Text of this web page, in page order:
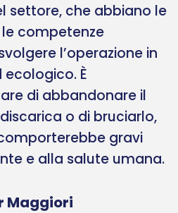
settore, che abbiano le
competenze
l’operazione in
È
di abbandonare il
o di bruciarlo,
gravi
e alla salute umana.
Maggiori